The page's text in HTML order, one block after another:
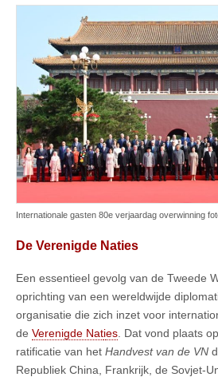
Internationale gasten 80e verjaardag overwinning
De Verenigde Naties
Een essentieel gevolg van de Tweede
oprichting van een wereldwijde
organisatie die zich inzet voor
de Verenigde Naties . Dat vond plaats
ratificatie van het Handvest van de VN
Republiek China, Frankrijk, de Sovjet-